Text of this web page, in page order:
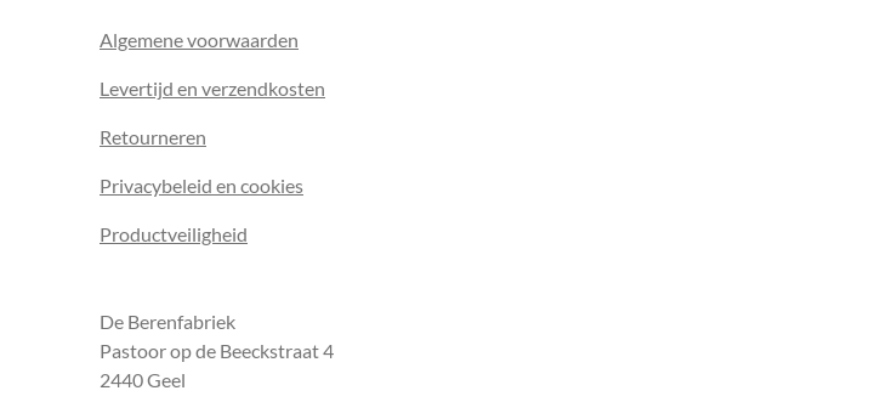
Algemene voorwaarden
Levertijd en verzendkosten
Retourneren
Privacybeleid en cookies
Productveiligheid
De Berenfabriek
Pastoor op de Beeckstraat 4
2440 Geel